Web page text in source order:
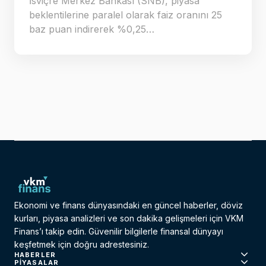
beklentilerine paralel olarak faiz oranını 25
baz puan indirerek %0,25…
Ekonomi ve finans dünyasındaki en güncel haberler, döviz
kurları, piyasa analizleri ve son dakika gelişmeleri için VKM
Finans’ı takip edin. Güvenilir bilgilerle finansal dünyayı
keşfetmek için doğru adrestesiniz.
HABERLER
PIYASALAR